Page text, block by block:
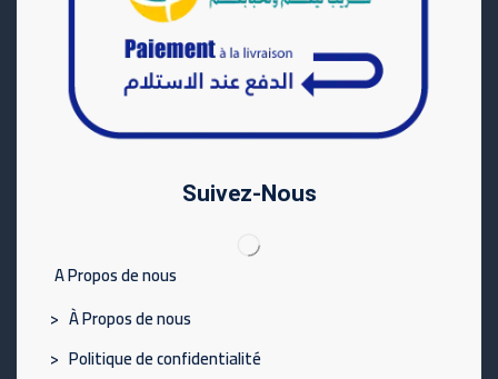
Suivez-Nous
A Propos de nous
> À Propos de nous
> Politique de confidentialité